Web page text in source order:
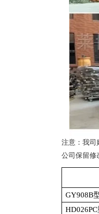
注意：我司
公司保留修
GY908B
HD026PC